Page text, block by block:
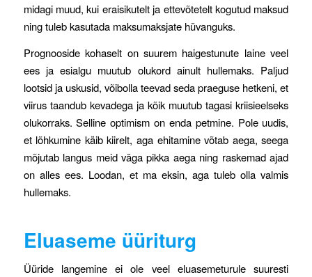
midagi muud, kui eraisikutelt ja ettevõtetelt kogutud maksud
ning tuleb kasutada maksumaksjate hüvanguks.
Prognooside kohaselt on suurem haigestunute laine veel
ees ja esialgu muutub olukord ainult hullemaks. Paljud
lootsid ja uskusid, võibolla teevad seda praeguse hetkeni, et
viirus taandub kevadega ja kõik muutub tagasi kriisieelseks
olukorraks. Selline optimism on enda petmine. Pole uudis,
et lõhkumine käib kiirelt, aga ehitamine võtab aega, seega
mõjutab langus meid väga pikka aega ning raskemad ajad
on alles ees. Loodan, et ma eksin, aga tuleb olla valmis
hullemaks.
Eluaseme üüriturg
Üüride langemine ei ole veel eluasemeturule suuresti